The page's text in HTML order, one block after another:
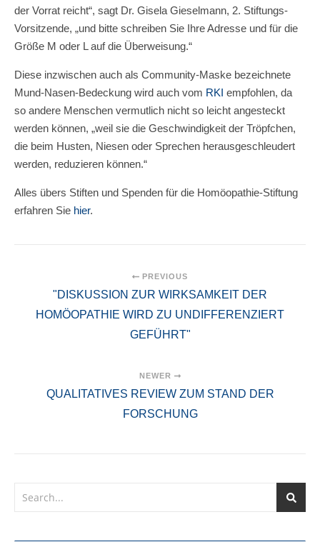
der Vorrat reicht“, sagt Dr. Gisela Gieselmann, 2. Stiftungs-
Vorsitzende, „und bitte schreiben Sie Ihre Adresse und für die
Größe M oder L auf die Überweisung.“
Diese inzwischen auch als Community-Maske bezeichnete
Mund-Nasen-Bedeckung wird auch vom RKI empfohlen, da
so andere Menschen vermutlich nicht so leicht angesteckt
werden können, „weil sie die Geschwindigkeit der Tröpfchen,
die beim Husten, Niesen oder Sprechen herausgeschleudert
werden, reduzieren können.“
Alles übers Stiften und Spenden für die Homöopathie-Stiftung
erfahren Sie hier.
PREVIOUS
"DISKUSSION ZUR WIRKSAMKEIT DER
HOMÖOPATHIE WIRD ZU UNDIFFERENZIERT
GEFÜHRT"
NEWER
QUALITATIVES REVIEW ZUM STAND DER
FORSCHUNG